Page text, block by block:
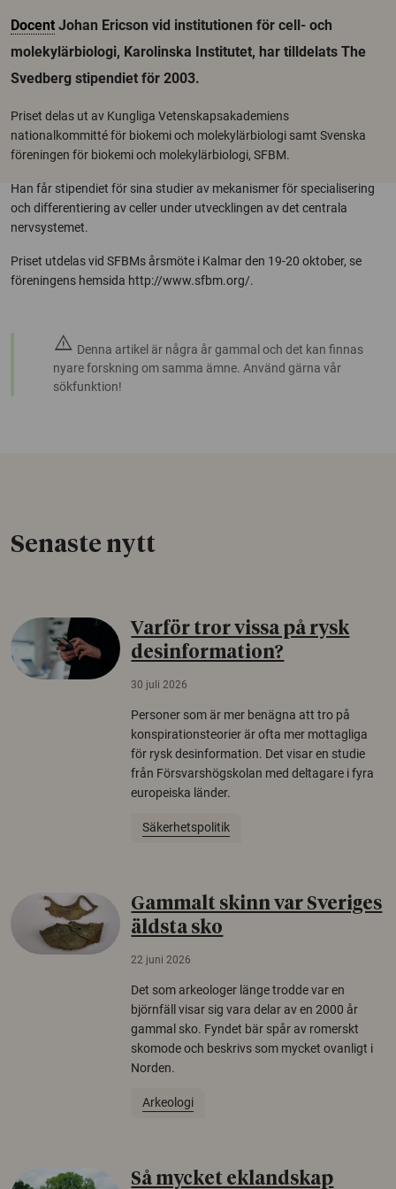
Docent Johan Ericson vid institutionen för cell- och
molekylärbiologi, Karolinska Institutet, har tilldelats The
Svedberg stipendiet för 2003.
Priset delas ut av Kungliga Vetenskapsakademiens
nationalkommitté för biokemi och molekylärbiologi samt Svenska
föreningen för biokemi och molekylärbiologi, SFBM.
Han får stipendiet för sina studier av mekanismer för specialisering
och differentiering av celler under utvecklingen av det centrala
nervsystemet.
Priset utdelas vid SFBMs årsmöte i Kalmar den 19-20 oktober, se
föreningens hemsida http://www.sfbm.org/.
warning Denna artikel är några år gammal och det kan finnas
nyare forskning om samma ämne. Använd gärna vår
sökfunktion!
Senaste nytt
Varför tror vissa på rysk
desinformation?
30 juli 2026
Personer som är mer benägna att tro på
konspirationsteorier är ofta mer mottagliga
för rysk desinformation. Det visar en studie
från Försvarshögskolan med deltagare i fyra
europeiska länder.
Säkerhetspolitik
Gammalt skinn var Sveriges
äldsta sko
22 juni 2026
Det som arkeologer länge trodde var en
björnfäll visar sig vara delar av en 2000 år
gammal sko. Fyndet bär spår av romerskt
skomode och beskrivs som mycket ovanligt i
Norden.
Arkeologi
Så mycket eklandskap